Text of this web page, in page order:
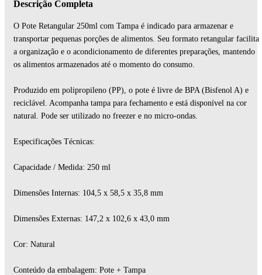
Descrição Completa
O Pote Retangular 250ml com Tampa é indicado para armazenar e
transportar pequenas porções de alimentos. Seu formato retangular facilita
a organização e o acondicionamento de diferentes preparações, mantendo
os alimentos armazenados até o momento do consumo.
Produzido em polipropileno (PP), o pote é livre de BPA (Bisfenol A) e
reciclável. Acompanha tampa para fechamento e está disponível na cor
natural. Pode ser utilizado no freezer e no micro-ondas.
Especificações Técnicas:
Capacidade / Medida: 250 ml
Dimensões Internas: 104,5 x 58,5 x 35,8 mm
Dimensões Externas: 147,2 x 102,6 x 43,0 mm
Cor: Natural
Conteúdo da embalagem: Pote + Tampa